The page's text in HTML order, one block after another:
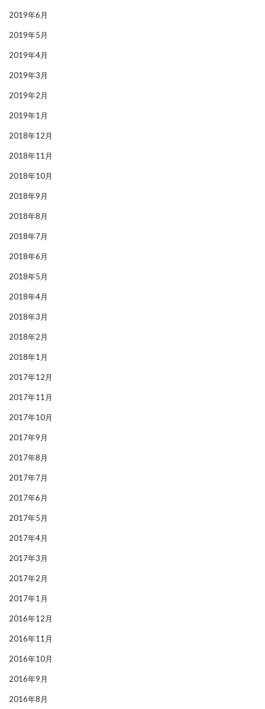
2019年6月
2019年5月
2019年4月
2019年3月
2019年2月
2019年1月
2018年12月
2018年11月
2018年10月
2018年9月
2018年8月
2018年7月
2018年6月
2018年5月
2018年4月
2018年3月
2018年2月
2018年1月
2017年12月
2017年11月
2017年10月
2017年9月
2017年8月
2017年7月
2017年6月
2017年5月
2017年4月
2017年3月
2017年2月
2017年1月
2016年12月
2016年11月
2016年10月
2016年9月
2016年8月